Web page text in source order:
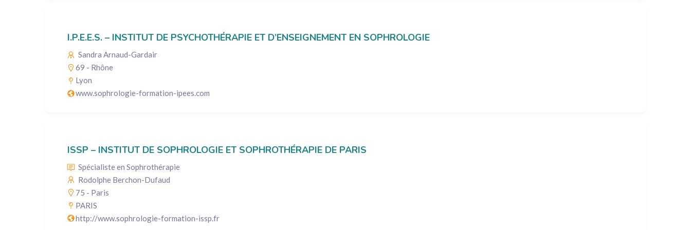
I.P.E.E.S. – INSTITUT DE PSYCHOTHÉRAPIE ET D’ENSEIGNEMENT EN SOPHROLOGIE
Sandra Arnaud-Gardair
69 - Rhône
Lyon
www.sophrologie-formation-ipees.com
ISSP – INSTITUT DE SOPHROLOGIE ET SOPHROTHÉRAPIE DE PARIS
Spécialiste en Sophrothérapie
Rodolphe Berchon-Dufaud
75 - Paris
PARIS
http://www.sophrologie-formation-issp.fr